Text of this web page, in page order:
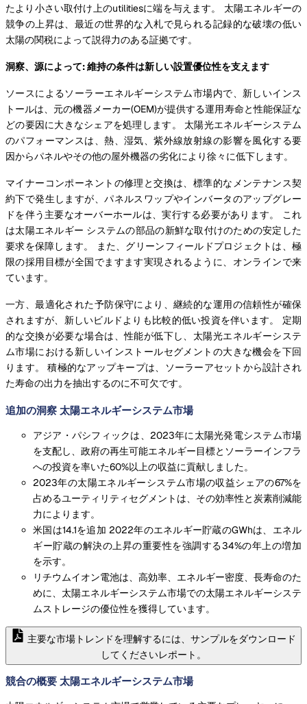
たより小さい取付け上のutilitiesに端を与えます。 太陽エネルギーの
競争の上昇は、最近の世界的な入札で見られる記録的な破壊の低い
太陽の関税によって説得力のある証拠です。
洞察、源によって: 維持の条件は新しい設置優位性を支えます
ソースによるソーラーエネルギーシステム市場内で、新しいインス
トールは、元の機器メーカー(OEM)が提供する運用寿命と性能保証な
どの要因に大きなシェアを処理します。 太陽光エネルギーシステム
のパフォーマンスは、熱、湿気、紫外線放射線の影響を風化する要
因からパネルやその他の屋外機器の劣化により徐々に低下します。
マイナーコンポーネントの修理と交換は、標準的なメンテナンス契
約下で発生しますが、パネルスワップやインバータのアップグレー
ドを伴う主要なオーバーホールは、実行する必要があります。 これ
は太陽エネルギー システムの部品の新鮮な取付けのための安定した
要求を保障します。 また、グリーンフィールドプロジェクトは、極
限の採用目標が全国でますます実現されるように、オンラインで来
ています。
一方、最適化された予防保守により、継続的な運用の信頼性が確保
されますが、新しいビルドよりも比較的低い投資を伴います。 定期
的な交換が必要な場合は、性能が低下し、太陽光エネルギーシステ
ム市場における新しいインストールセグメントの大きな機会を下回
ります。 積極的なアップキープは、ソーラーアセットから設計され
た寿命の出力を抽出するのに不可欠です。
追加の洞察 太陽エネルギーシステム市場
アジア・パシフィックは、2023年に太陽光発電システム市場
を支配し、政府の再生可能エネルギー目標とソーラーインフラ
への投資を率いた60%以上の収益に貢献しました。
2023年の太陽エネルギーシステム市場の収益シェアの67%を
占めるユーティリティセグメントは、その効率性と炭素削減能
力によります。
米国は14.1を追加 2022年のエネルギー貯蔵のGWhは、エネル
ギー貯蔵の解決の上昇の重要性を強調する34%の年上の増加
を示す。
リチウムイオン電池は、高効率、エネルギー密度、長寿命のた
めに、太陽エネルギーシステム市場での太陽エネルギーシステ
ムストレージの優位性を獲得しています。
主要な市場トレンドを理解するには、サンプルをダウンロード
してくださいレポート。
競合の概要 太陽エネルギーシステム市場